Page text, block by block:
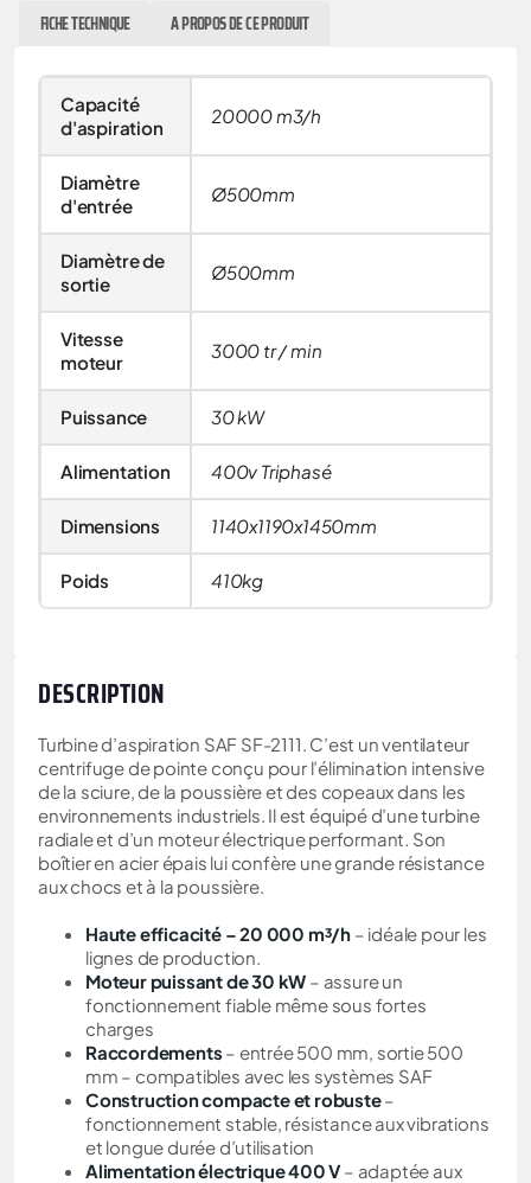
FICHE TECHNIQUE A PROPOS DE CE PRODUIT
Capacité
d'aspiration
20000 m3/h
Diamètre
d'entrée
Ø500mm
Diamètre de
sortie
Ø500mm
Vitesse
moteur
3000 tr / min
Puissance 30 kW
Alimentation 400v Triphasé
Dimensions 1140x1190x1450mm
Poids 410kg
DESCRIPTION
Turbine d’aspiration SAF SF-2111. C’est un ventilateur
centrifuge de pointe conçu pour l’élimination intensive
de la sciure, de la poussière et des copeaux dans les
environnements industriels. Il est équipé d’une turbine
radiale et d’un moteur électrique performant. Son
boîtier en acier épais lui confère une grande résistance
aux chocs et à la poussière.
Haute efficacité – 20 000 m³/h – idéale pour les
lignes de production.
Moteur puissant de 30 kW – assure un
fonctionnement fiable même sous fortes
charges
Raccordements – entrée 500 mm, sortie 500
mm – compatibles avec les systèmes SAF
Construction compacte et robuste–
fonctionnement stable, résistance aux vibrations
et longue durée d’utilisation
Alimentation électrique 400 V – adaptée aux